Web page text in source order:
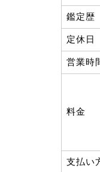
鑑定歴
定休日
営業時
料金
支払い